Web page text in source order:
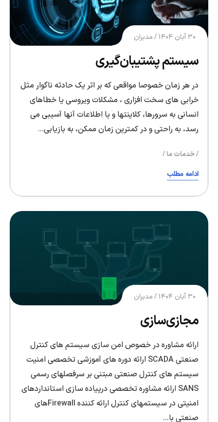
۳۰ آبان ۱۴۰۴ مدبران
سیستم پشتیبان‌گیری
در هر زمان خصوصا مواقعی که بر اثر یک حادثه ناگوار مثل
خرابی های سخت افزاری ، مشکلات ویروسی یا خطاهای
انسانی به سرورها، کلاینتها و یا اطلاعات آنها آسیبی می
رسد، به راحتی و در کمترین زمان ممکن، به بازیابی…
خدمات ما
ادامه مطلب
۳۰ آبان ۱۴۰۴ مدبران
مجازی‌سازی
ارائه مشاوره در خصوص امن سازی سیستم های کنترل
صنعتی SCADA ارائه دوره های آموزشی تخصصی امنیت
سیستم های کنترل صنعتی مبتنی بر سرفصلهای رسمی
SANS ارائه مشاوره تخصصی درپیاده سازی استانداردهای
امنیتی در سیستمهای کنترل ارائه کننده Firewallهای
صنعتی با…